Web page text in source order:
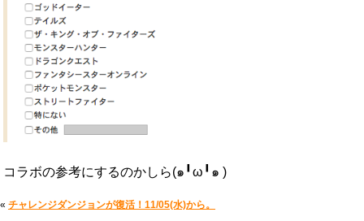
コラボの参考にするのかしら(๑╹ω╹๑ )
« チャレンジダンジョンが復活！11/05(水)から。